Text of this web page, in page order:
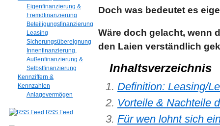
Eigenfinanzierung &
Fremdfinanzierung
Beteiligungsfinanzierung
Leasing
Sicherungsübereignung
Innenfinanzierung,
Außenfinanzierung &
Selbstfinanzierung
Kennziffern &
Kennzahlen
Anlagevermögen
RSS Feed
Doch was bedeutet es
Wäre doch gelacht, wenn
den Laien verständlich
Inhaltsverzeichnis
Definition: Leasing/
Vorteile & Nachteile
Für wen lohnt sich